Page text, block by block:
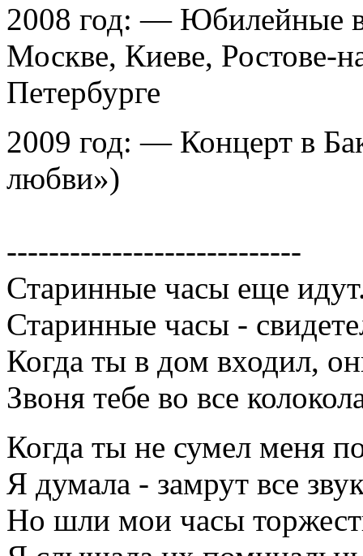
2008 год: — Юбилейные
Москве, Киеве, Ростове-
Петербурге
2009 год: — Концерт в
любви»)
----------------------------
Старинные часы еще
Старинные часы -
Когда ты в дом входил,
Звоня тебе во все
Когда ты не сумел меня
Я думала - замрут все
Но шли мои часы